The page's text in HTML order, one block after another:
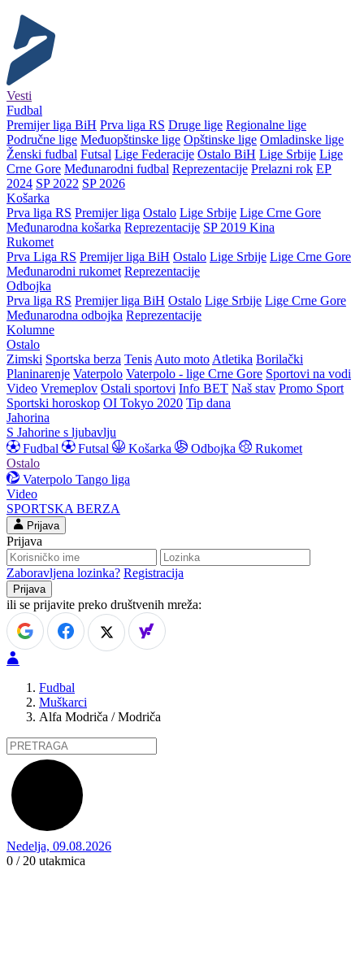
Vesti
Fudbal
Premijer liga BiH Prva liga RS Druge lige Regionalne lige
Područne lige Međuopštinske lige Opštinske lige Omladinske lige
Ženski fudbal Futsal Lige Federacije Ostalo BiH Lige Srbije Lige
Crne Gore Međunarodni fudbal Reprezentacije Prelazni rok EP
2024 SP 2022 SP 2026
Košarka
Prva liga RS Premijer liga Ostalo Lige Srbije Lige Crne Gore
Međunarodna košarka Reprezentacije SP 2019 Kina
Rukomet
Prva Liga RS Premijer liga BiH Ostalo Lige Srbije Lige Crne Gore
Međunarodni rukomet Reprezentacije
Odbojka
Prva liga RS Premijer liga BiH Ostalo Lige Srbije Lige Crne Gore
Međunarodna odbojka Reprezentacije
Kolumne
Ostalo
Zimski Sportska berza Tenis Auto moto Atletika Borilački
Planinarenje Vaterpolo Vaterpolo - lige Crne Gore Sportovi na vodi
Video Vremeplov Ostali sportovi Info BET Naš stav Promo Sport
Sportski horoskop OI Tokyo 2020 Tip dana
Jahorina
S Jahorine s ljubavlju
Fudbal
Futsal Košarka Odbojka
Rukomet
Ostalo
Vaterpolo Tango liga
Video
SPORTSKA BERZA
Prijava
Prijava
Zaboravljena lozinka? Registracija
ili se prijavite preko društvenih mreža:
Fudbal
Muškarci
Alfa Modriča / Modriča
Nedelja, 09.08.2026
0 / 20 utakmica